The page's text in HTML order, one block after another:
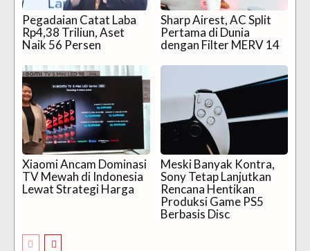
Pegadaian Catat Laba
Rp4,38 Triliun, Aset
Naik 56 Persen
Sharp Airest, AC Split
Pertama di Dunia
dengan Filter MERV 14
Xiaomi Ancam Dominasi
TV Mewah di Indonesia
Lewat Strategi Harga
Meski Banyak Kontra,
Sony Tetap Lanjutkan
Rencana Hentikan
Produksi Game PS5
Berbasis Disc